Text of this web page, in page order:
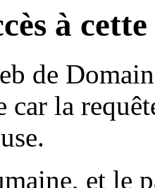
à
de
car la
et le